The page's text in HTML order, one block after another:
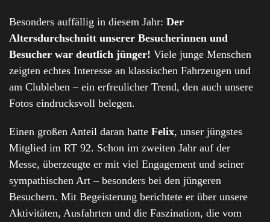
Besonders auffällig in diesem Jahr: Der
Altersdurchschnitt unserer Besucherinnen und
Besucher war deutlich jünger! Viele junge Menschen
zeigten echtes Interesse an klassischen Fahrzeugen und
am Clubleben – ein erfreulicher Trend, den auch unsere
Fotos eindrucksvoll belegen.
Einen großen Anteil daran hatte Felix, unser jüngstes
Mitglied im RT 92. Schon im zweiten Jahr auf der
Messe, überzeugte er mit viel Engagement und seiner
sympathischen Art – besonders bei den jüngeren
Besuchern. Mit Begeisterung berichtete er über unsere
Aktivitäten, Ausfahrten und die Faszination, die vom